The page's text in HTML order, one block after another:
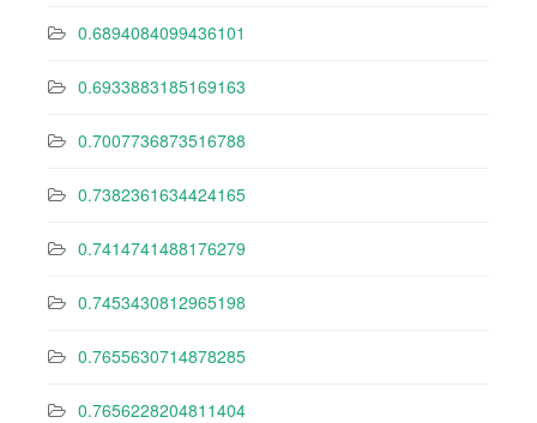
0.6894084099436101
0.6933883185169163
0.7007736873516788
0.7382361634424165
0.7414741488176279
0.7453430812965198
0.7655630714878285
0.7656228204811404